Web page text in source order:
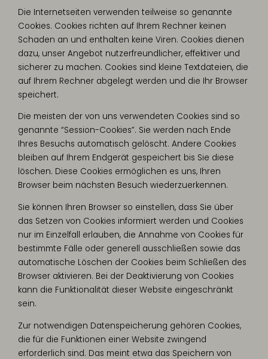
Die Internetseiten verwenden teilweise so genannte
Cookies. Cookies richten auf Ihrem Rechner keinen
Schaden an und enthalten keine Viren. Cookies dienen
dazu, unser Angebot nutzerfreundlicher, effektiver und
sicherer zu machen. Cookies sind kleine Textdateien, die
auf Ihrem Rechner abgelegt werden und die Ihr Browser
speichert.
Die meisten der von uns verwendeten Cookies sind so
genannte “Session-Cookies”. Sie werden nach Ende
Ihres Besuchs automatisch gelöscht. Andere Cookies
bleiben auf Ihrem Endgerät gespeichert bis Sie diese
löschen. Diese Cookies ermöglichen es uns, Ihren
Browser beim nächsten Besuch wiederzuerkennen.
Sie können Ihren Browser so einstellen, dass Sie über
das Setzen von Cookies informiert werden und Cookies
nur im Einzelfall erlauben, die Annahme von Cookies für
bestimmte Fälle oder generell ausschließen sowie das
automatische Löschen der Cookies beim Schließen des
Browser aktivieren. Bei der Deaktivierung von Cookies
kann die Funktionalität dieser Website eingeschränkt
sein.
Zur notwendigen Datenspeicherung gehören Cookies,
die für die Funktionen einer Website zwingend
erforderlich sind. Das meint etwa das Speichern von